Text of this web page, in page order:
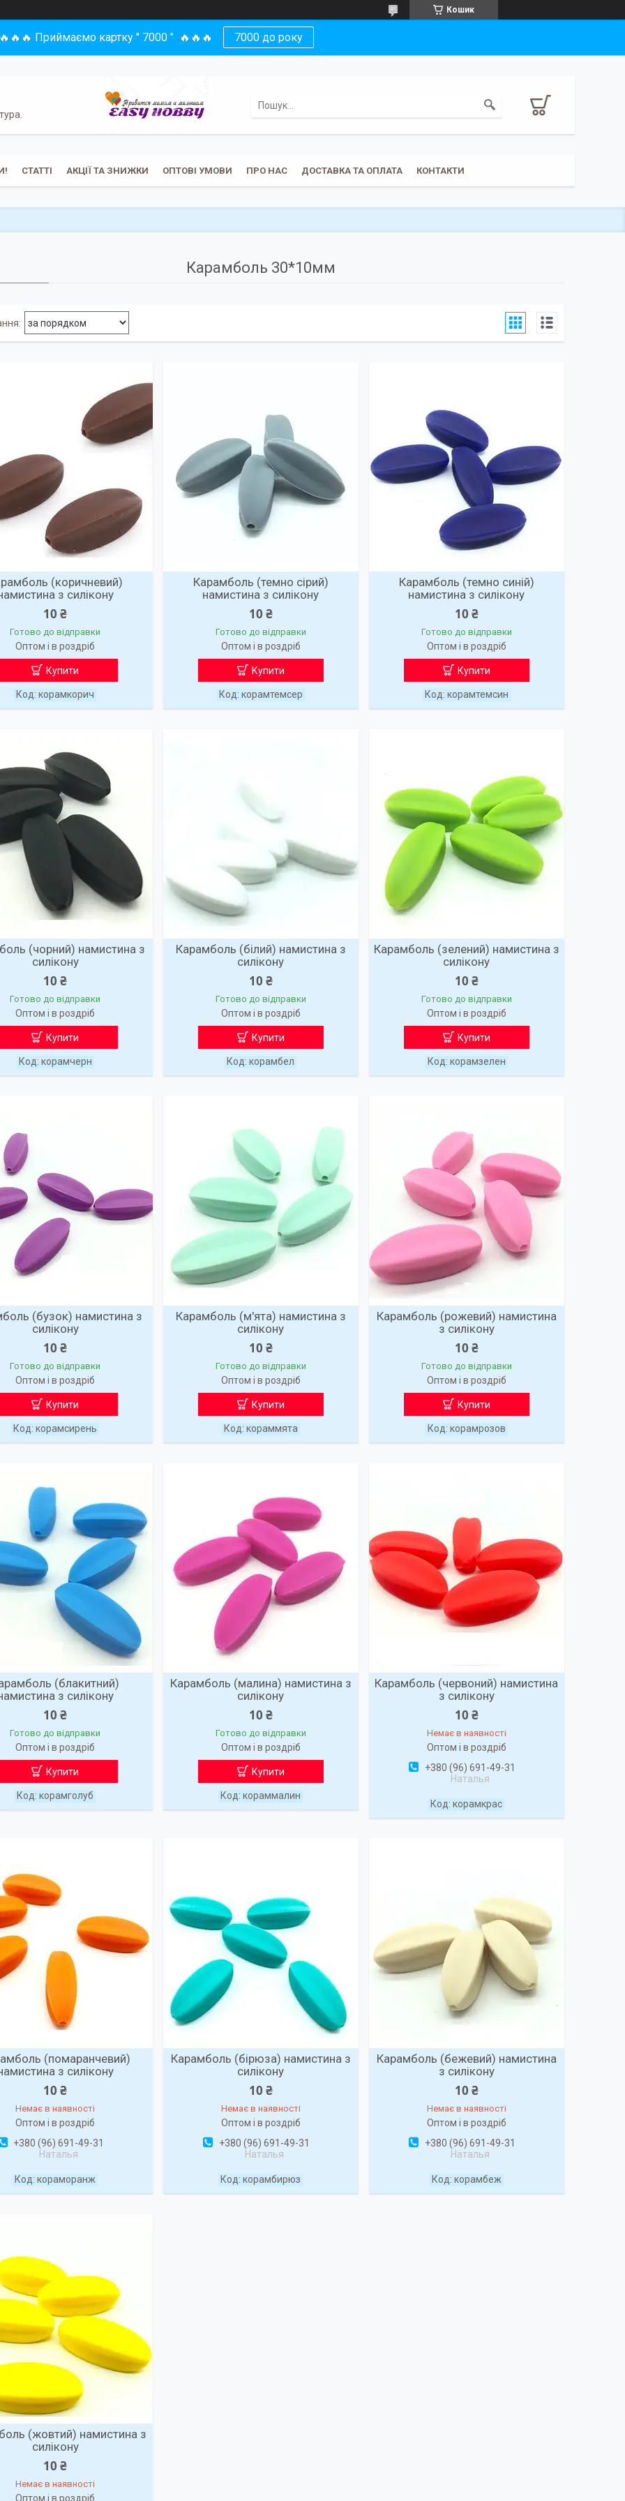
Кошик
Приймаємо картку " 7000 " 🔥🔥🔥 7000 до року
СТАТТІ АКЦІЇ ТА ЗНИЖКИ ОПТОВІ УМОВИ ПРО НАС ДОСТАВКА ТА ОПЛАТА КОНТАКТИ
Карамболь 30*10мм
(коричневий)
з силікону
10 ₴
Готово до відправки
Оптом і в роздріб
Купити
корамкорич
Карамболь (темно сірий)
намистина з силікону
10 ₴
Готово до відправки
Оптом і в роздріб
Купити
корамтемсер
Карамболь (темно синій)
намистина з силікону
10 ₴
Готово до відправки
Оптом і в роздріб
Купити
корамтемсин
(чорний) намистина з
силікону
10 ₴
Готово до відправки
Оптом і в роздріб
Купити
корамчерн
Карамболь (білий) намистина з
силікону
10 ₴
Готово до відправки
Оптом і в роздріб
Купити
корамбел
Карамболь (зелений) намистина з
силікону
10 ₴
Готово до відправки
Оптом і в роздріб
Купити
корамзелен
(бузок) намистина з
силікону
10 ₴
Готово до відправки
Оптом і в роздріб
Купити
корамсирень
Карамболь (м'ята) намистина з
силікону
10 ₴
Готово до відправки
Оптом і в роздріб
Купити
кораммята
Карамболь (рожевий) намистина
з силікону
10 ₴
Готово до відправки
Оптом і в роздріб
Купити
корамрозов
(блакитний)
з силікону
10 ₴
Готово до відправки
Оптом і в роздріб
Купити
корамголуб
Карамболь (малина) намистина з
силікону
10 ₴
Готово до відправки
Оптом і в роздріб
Купити
кораммалин
Карамболь (червоний) намистина
з силікону
10 ₴
Немає в наявності
Оптом і в роздріб
+380 (96) 691-49-31
Наталья
корамкрас
(помаранчевий)
з силікону
10 ₴
Немає в наявності
Оптом і в роздріб
+380 (96) 691-49-31
Наталья
кораморанж
Карамболь (бірюза) намистина з
силікону
10 ₴
Немає в наявності
Оптом і в роздріб
+380 (96) 691-49-31
Наталья
корамбирюз
Карамболь (бежевий) намистина
з силікону
10 ₴
Немає в наявності
Оптом і в роздріб
+380 (96) 691-49-31
Наталья
корамбеж
(жовтий) намистина з
силікону
10 ₴
Немає в наявності
Оптом і в роздріб